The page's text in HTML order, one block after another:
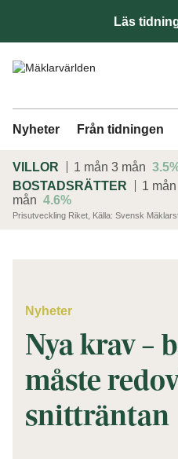
Läs
Nyheter Från tidningen
VILLOR 1 mån 3 mån
BOSTADSRÄTTER
1 mån
mån 4.6%
Prisutveckling Riket, Källa: Svensk
Nyheter
Nya krav –
måste
snitträntan